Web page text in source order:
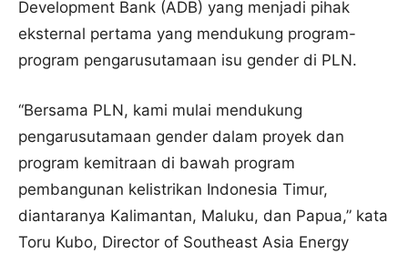
Development Bank (ADB) yang menjadi pihak
eksternal pertama yang mendukung program-
program pengarusutamaan isu gender di PLN.
“Bersama PLN, kami mulai mendukung
pengarusutamaan gender dalam proyek dan
program kemitraan di bawah program
pembangunan kelistrikan Indonesia Timur,
diantaranya Kalimantan, Maluku, dan Papua,” kata
Toru Kubo, Director of Southeast Asia Energy